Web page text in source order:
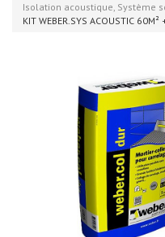
Isolation acoustique, Système
KIT WEBER.SYS ACOUSTIC 60M²